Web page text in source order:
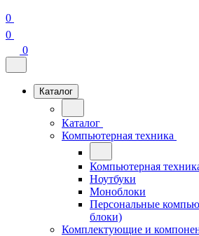
0
0
0
Каталог
Каталог
Компьютерная техника
Компьютерная
Ноутбуки
Моноблоки
Персональные
блоки)
Комплектующие и